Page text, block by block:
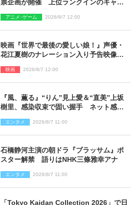
票企画が開催 上位ランクインのキャラ
を制作
アニメ･ゲーム 2026/8/7 12:00
映画『世界で最後の愛しい娘！』声優・
花江夏樹のナレーション入り予告映像解
い！」
映画 2026/8/7 12:00
『風、薫る』“りん”見上愛＆“直美”上坂
樹里、感染収束で固い握手 ネット感動
エンタメ 2026/8/7 11:00
石橋静河主演の朝ドラ『ブラッサム』ポ
スター解禁 語りはNHK三條雅幸アナ
エンタメ 2026/8/7 11:00
「Tokyo Kaidan Collection 2026」で日